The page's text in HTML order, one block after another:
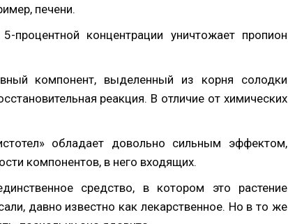
печени.
процентной концентрации уничтожает пропион
компонент, выделенный из корня солодки
реакция. В отличие от химических
обладает довольно сильным эффектом,
компонентов, в него входящих.
средство, в котором это растение
давно известно как лекарственное. Но в то же